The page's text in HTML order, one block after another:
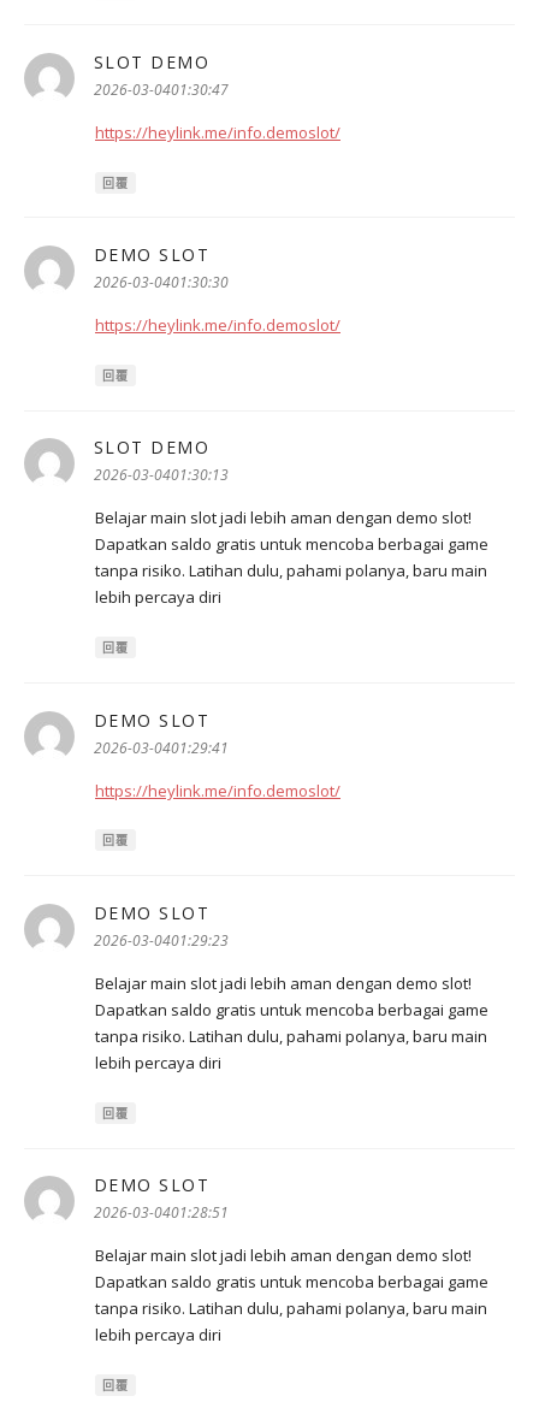
SLOT DEMO
示:
2026-03-0401:30:47
https://heylink.me/info.demoslot/
回覆
DEMO SLOT
示:
2026-03-0401:30:30
https://heylink.me/info.demoslot/
回覆
SLOT DEMO
示:
2026-03-0401:30:13
Belajar main slot jadi lebih aman dengan demo slot!
Dapatkan saldo gratis untuk mencoba berbagai game
tanpa risiko. Latihan dulu, pahami polanya, baru main
lebih percaya diri
回覆
DEMO SLOT
示:
2026-03-0401:29:41
https://heylink.me/info.demoslot/
回覆
DEMO SLOT
示:
2026-03-0401:29:23
Belajar main slot jadi lebih aman dengan demo slot!
Dapatkan saldo gratis untuk mencoba berbagai game
tanpa risiko. Latihan dulu, pahami polanya, baru main
lebih percaya diri
回覆
DEMO SLOT
示:
2026-03-0401:28:51
Belajar main slot jadi lebih aman dengan demo slot!
Dapatkan saldo gratis untuk mencoba berbagai game
tanpa risiko. Latihan dulu, pahami polanya, baru main
lebih percaya diri
回覆